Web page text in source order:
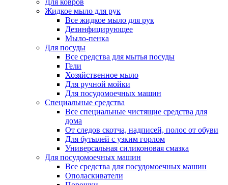
Для ковров
Жидкое мыло для рук
Все жидкое мыло для рук
Дезинфицирующее
Мыло-пенка
Для посуды
Все средства для мытья посуды
Гели
Хозяйственное мыло
Для ручной мойки
Для посудомоечных машин
Специальные средства
Все специальные чистящие средства для
дома
От следов скотча, надписей, полос от обуви
Для бутылей с узким горлом
Универсальная силиконовая смазка
Для посудомоечных машин
Все средства для посудомоечных машин
Ополаскиватели